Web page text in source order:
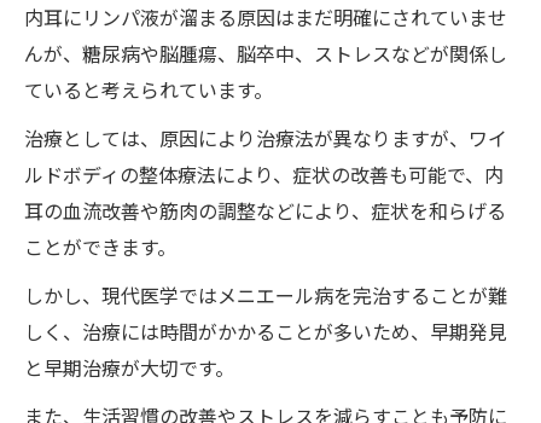
内耳にリンパ液が溜まる原因はまだ明確にされていませ
んが、糖尿病や脳腫瘍、脳卒中、ストレスなどが関係し
ていると考えられています。
治療としては、原因により治療法が異なりますが、ワイ
ルドボディの整体療法により、症状の改善も可能で、内
耳の血流改善や筋肉の調整などにより、症状を和らげる
ことができます。
しかし、現代医学ではメニエール病を完治することが難
しく、治療には時間がかかることが多いため、早期発見
と早期治療が大切です。
また、生活習慣の改善やストレスを減らすことも予防に